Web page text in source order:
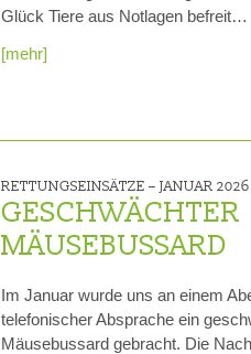
Glück Tiere aus Notlagen befreit…
[mehr]
RETTUNGSEINSÄTZE – JANUAR 2026
GESCHWÄCHTER
MÄUSEBUSSARD
Im Januar wurde uns an einem
telefonischer Absprache ein
Mäusebussard gebracht. Die